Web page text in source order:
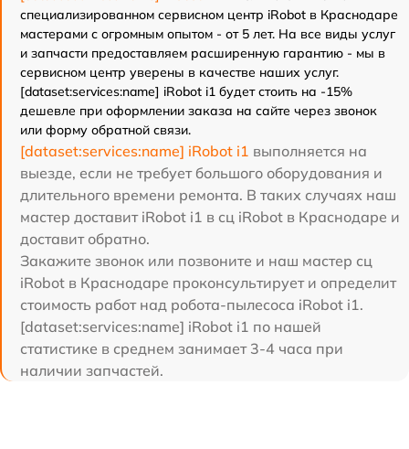
специализированном сервисном центр iRobot в Краснодаре
мастерами с огромным опытом - от 5 лет. На все виды услуг
и запчасти предоставляем расширенную гарантию - мы в
сервисном центр уверены в качестве наших услуг.
[dataset:services:name] iRobot i1 будет стоить на -15%
дешевле при оформлении заказа на сайте через звонок
или форму обратной связи.
[dataset:services:name] iRobot i1 выполняется на
выезде, если не требует большого оборудования и
длительного времени ремонта. В таких случаях наш
мастер доставит iRobot i1 в сц iRobot в Краснодаре и
доставит обратно.
Закажите звонок или позвоните и наш мастер сц
iRobot в Краснодаре проконсультирует и определит
стоимость работ над робота-пылесоса iRobot i1.
[dataset:services:name] iRobot i1 по нашей
статистике в среднем занимает 3-4 часа при
наличии запчастей.